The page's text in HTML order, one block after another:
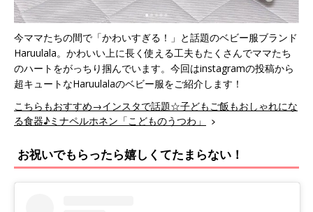
今ママたちの間で「かわいすぎる！」と話題のベビー服ブランド
Haruulala。かわいい上に長く使える工夫もたくさんでママたち
のハートをがっちり掴んでいます。今回はinstagramの投稿から
超キュートなHaruulalaのベビー服をご紹介します！
こちらもおすすめ→インスタで話題☆子どもご飯もおしゃれにな
る食器♪ミナペルホネン「こどものうつわ」
お祝いでもらったら嬉しくてたまらない！